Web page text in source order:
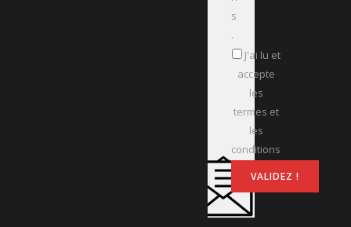
s
.
J'ai lu et
accepte
les
termes et
les
conditions